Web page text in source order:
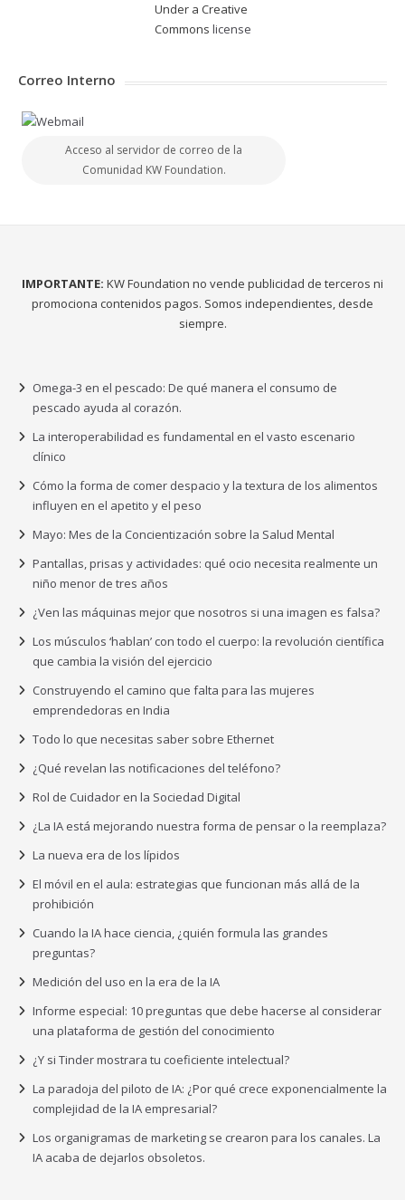
Under a Creative
Commons license
Correo Interno
Acceso al servidor de correo de la
Comunidad KW Foundation.
IMPORTANTE: KW Foundation no vende publicidad de terceros ni
promociona contenidos pagos. Somos independientes, desde
siempre.
Omega-3 en el pescado: De qué manera el consumo de
pescado ayuda al corazón.
La interoperabilidad es fundamental en el vasto escenario
clínico
Cómo la forma de comer despacio y la textura de los alimentos
influyen en el apetito y el peso
Mayo: Mes de la Concientización sobre la Salud Mental
Pantallas, prisas y actividades: qué ocio necesita realmente un
niño menor de tres años
¿Ven las máquinas mejor que nosotros si una imagen es falsa?
Los músculos ‘hablan’ con todo el cuerpo: la revolución científica
que cambia la visión del ejercicio
Construyendo el camino que falta para las mujeres
emprendedoras en India
Todo lo que necesitas saber sobre Ethernet
¿Qué revelan las notificaciones del teléfono?
Rol de Cuidador en la Sociedad Digital
¿La IA está mejorando nuestra forma de pensar o la reemplaza?
La nueva era de los lípidos
El móvil en el aula: estrategias que funcionan más allá de la
prohibición
Cuando la IA hace ciencia, ¿quién formula las grandes
preguntas?
Medición del uso en la era de la IA
Informe especial: 10 preguntas que debe hacerse al considerar
una plataforma de gestión del conocimiento
¿Y si Tinder mostrara tu coeficiente intelectual?
La paradoja del piloto de IA: ¿Por qué crece exponencialmente la
complejidad de la IA empresarial?
Los organigramas de marketing se crearon para los canales. La
IA acaba de dejarlos obsoletos.